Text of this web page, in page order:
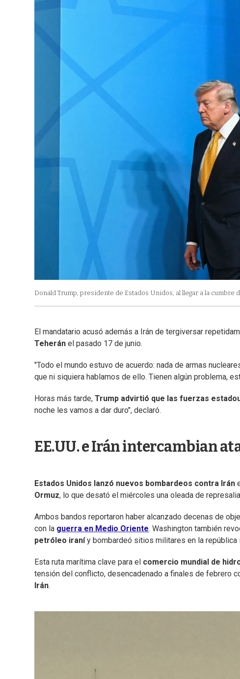
Donald Trump, presidente de Estados Unidos, al llegar a la cumbre
El mandatario acusó además a Irán de tergiversar
Teherán el pasado 17 de junio.
"Todo el mundo estuvo de acuerdo: nada de armas
que ni siquiera hablamos de ello. Tienen algún problema,
Horas más tarde, Trump advirtió que las fuerzas
noche les vamos a dar duro", declaró.
EE.UU. e Irán intercambian
Estados Unidos lanzó nuevos bombardeos contra Irán
Ormuz, lo que desató el miércoles una oleada de
Ambos bandos reportaron haber alcanzado decenas de
con la guerra en Medio Oriente. Washington también
petróleo iraníy bombardeó sitios militares en la república
Esta ruta marítima clave para el comercio mundial de
tensión del conflicto, desencadenado a finales de febrero
Irán.